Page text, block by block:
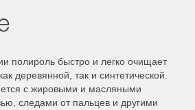
полироль быстро и легко очищает
деревянной, так и синтетической.
с жировыми и масляными
следами от пальцев и другими